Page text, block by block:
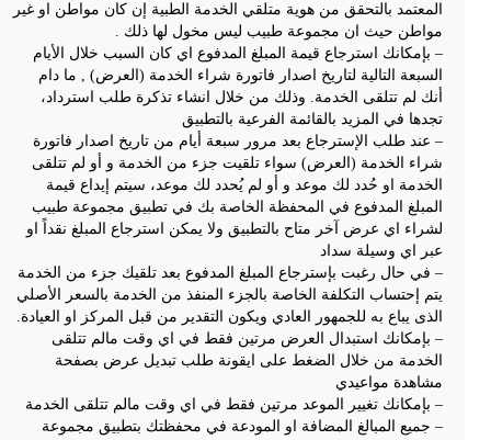
المعتمد بالتحقق من هوية متلقي الخدمة الطبية إن كان مواطن او غير
مواطن حيث ان مجموعة طبيب ليس مخول لها ذلك .
– بإمكانك استرجاع قيمة المبلغ المدفوع اي كان السبب خلال الأيام
السبعة التالية لتاريخ اصدار فاتورة شراء الخدمة (العرض) , ما دام
أنك لم تتلقى الخدمة. وذلك من خلال انشاء تذكرة طلب استرداد،
تجدها في المزيد بالقائمة الفرعية بالتطبيق
– عند طلب الإسترجاع بعد مرور سبعة أيام من تاريخ اصدار فاتورة
شراء الخدمة (العرض) سواء تلقيت جزء من الخدمة و أو لم تتلقى
الخدمة او حُدد لك موعد و أو لم يُحدد لك موعد، سيتم إيداع قيمة
المبلغ المدفوع في المحفظة الخاصة بك في تطبيق مجموعة طبيب
لشراء اي عرض آخر متاح بالتطبيق ولا يمكن استرجاع المبلغ نقداً او
عبر اي وسيلة سداد
– في حال رغبت بإسترجاع المبلغ المدفوع بعد تلقيك جزء من الخدمة
يتم إحتساب التكلفة الخاصة بالجزء المنفذ من الخدمة بالسعر الأصلي
الذى يباع به للجمهور العادي ويكون التقدير من قبل المركز او العيادة.
– بإمكانك استبدال العرض مرتين فقط في اي وقت مالم تتلقى
الخدمة من خلال الضغط على ايقونة طلب تبديل عرض بصفحة
مشاهدة مواعيدي
– بإمكانك تغيير الموعد مرتين فقط في اي وقت مالم تتلقى الخدمة
– جميع المبالغ المضافة او المودعة في محفظتك بتطبيق مجموعة